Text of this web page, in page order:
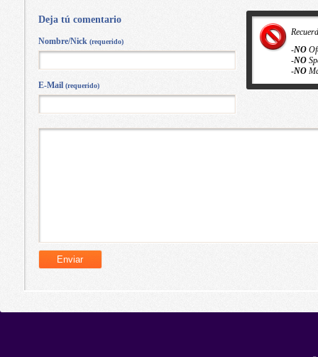
-NO
-NO
-NO
Deja tú comentario
Nombre/Nick (requerido)
E-Mail (requerido)